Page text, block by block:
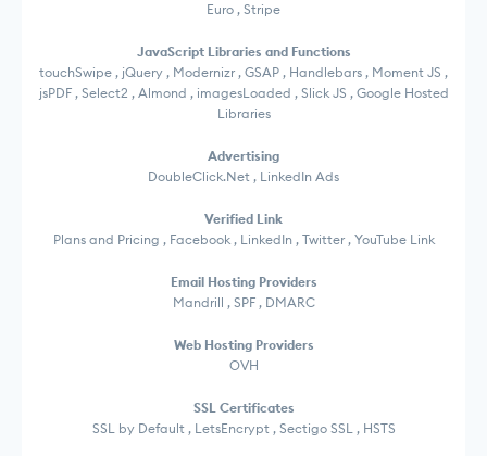
Euro , Stripe
JavaScript Libraries and Functions
touchSwipe , jQuery , Modernizr , GSAP , Handlebars , Moment JS ,
jsPDF , Select2 , Almond , imagesLoaded , Slick JS , Google Hosted
Libraries
Advertising
DoubleClick.Net , LinkedIn Ads
Verified Link
Plans and Pricing , Facebook , LinkedIn , Twitter , YouTube Link
Email Hosting Providers
Mandrill , SPF , DMARC
Web Hosting Providers
OVH
SSL Certificates
SSL by Default , LetsEncrypt , Sectigo SSL , HSTS